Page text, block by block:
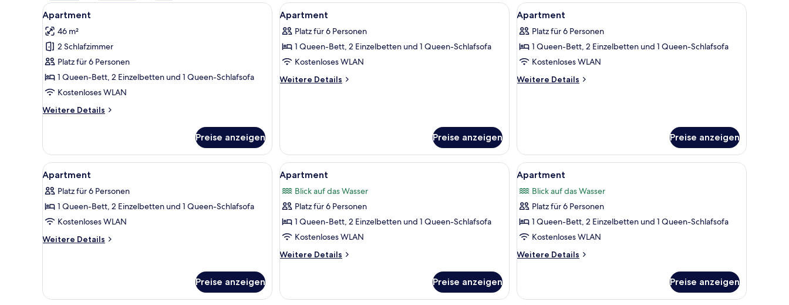
für
Zimmer
Alle
Fotos
für
Apartment
anzeigen
2 Schlafzimmer, Bügeleisen/Bügelbrett, kostenloses WLAN
7
Apartment
46 m²
2 Schlafzimmer
Platz für 6 Personen
1 Queen-Bett, 2 Einzelbetten und 1 Queen-Schlafsofa
Kostenloses WLAN
Weitere Details
Weitere
Preise anzeigen
Alle
Fotos
für
Apartment
anzeigen
2 Schlafzimmer, Bügeleisen/Bügelbrett, kostenloses WLAN
8
Apartment
Platz für 6 Personen
1 Queen-Bett, 2 Einzelbetten und 1 Queen-Schlafsofa
Kostenloses WLAN
Weitere Details
Weitere
Preise anzeigen
Alle
Fotos
für
Apartment
anzeigen
Apartment | 2 Schlafzimmer, Bügeleisen/
7
Apartment
Platz für 6 Personen
1 Queen-Bett, 2 Einzelbetten und 1 Queen-Schlafsofa
Kostenloses WLAN
Weitere Details
Weitere
Preise anzeigen
Alle
Fotos
für
Apartment
anzeigen
2 Schlafzimmer, Bügeleisen/Bügelbrett, kostenloses WLAN
7
Apartment
Platz für 6 Personen
1 Queen-Bett, 2 Einzelbetten und 1 Queen-Schlafsofa
Kostenloses WLAN
Weitere Details
Weitere
Preise anzeigen
Alle
Fotos
für
Apartment
anzeigen
Eine moderne Küche mit dunklen Schränken, einer weißen Arbeitsplatte und einer integrierten Spüle.
8
Apartment
Blick auf das Wasser
Platz für 6 Personen
1 Queen-Bett, 2 Einzelbetten und 1 Queen-Schlafsofa
Kostenloses WLAN
Weitere Details
Weitere
Preise anzeigen
Alle
Fotos
für
Apartment
anzeigen
Apartment | 2 Schlafzimmer, Bügeleisen/
7
Apartment
Blick auf das Wasser
Platz für 6 Personen
1 Queen-Bett, 2 Einzelbetten und 1 Queen-Schlafsofa
Kostenloses WLAN
Weitere Details
Weitere
Preise anzeigen